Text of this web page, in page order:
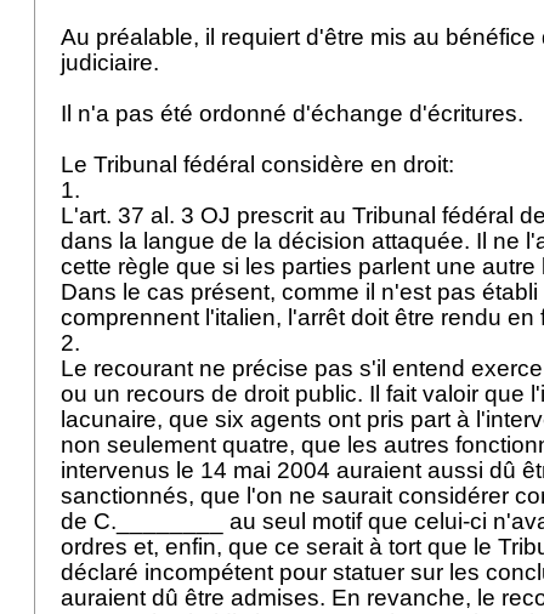
Au préalable, il requiert d'être mis au
judiciaire.
Il n'a pas été ordonné d'échange d'écritures.
Le Tribunal fédéral considère en droit:
1.
L'art. 37 al. 3 OJ prescrit au Tribunal fédéral
dans la langue de la décision attaquée. Il ne
cette règle que si les parties parlent une autre
Dans le cas présent, comme il n'est pas
comprennent l'italien, l'arrêt doit être rendu
2.
Le recourant ne précise pas s'il entend
ou un recours de droit public. Il fait valoir que
lacunaire, que six agents ont pris part à
non seulement quatre, que les autres
intervenus le 14 mai 2004 auraient aussi dû
sanctionnés, que l'on ne saurait considérer
de C.________ au seul motif que celui-ci
ordres et, enfin, que ce serait à tort que le
déclaré incompétent pour statuer sur les
auraient dû être admises. En revanche, le